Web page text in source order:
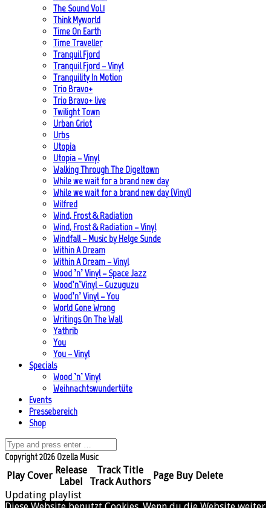
The Sound Vol.1
Think Myworld
Time On Earth
Time Traveller
Tranquil Fjord
Tranquil Fjord – Vinyl
Tranquility In Motion
Trio Bravo+
Trio Bravo+ live
Twilight Town
Urban Griot
Urbs
Utopia
Utopia – Vinyl
Walking Through The Digeltown
While we wait for a brand new day
While we wait for a brand new day (Vinyl)
Wilfred
Wind, Frost & Radiation
Wind, Frost & Radiation – Vinyl
Windfall – Music by Helge Sunde
Within A Dream
Within A Dream – Vinyl
Wood ’n’ Vinyl – Space Jazz
Wood’n’Vinyl – Guzuguzu
Wood’n’ Vinyl – You
World Gone Wrong
Writings On The Wall
Yathrib
You
You – Vinyl
Specials
Wood ’n’ Vinyl
Weihnachtswundertüte
Events
Pressebereich
Shop
Copyright 2026 Ozella Music
Play Cover Release
Label
Track Title
Track Authors
Page Buy Delete
Updating playlist